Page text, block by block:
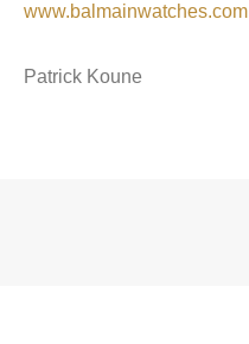
www.balmainwatches.com
Patrick Koune